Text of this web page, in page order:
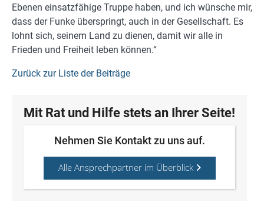
Ebenen einsatzfähige Truppe haben, und ich wünsche mir,
dass der Funke überspringt, auch in der Gesellschaft. Es
lohnt sich, seinem Land zu dienen, damit wir alle in
Frieden und Freiheit leben können.“
Zurück zur Liste der Beiträge
Mit Rat und Hilfe stets an Ihrer Seite!
Nehmen Sie Kontakt zu uns auf.
Alle Ansprechpartner im Überblick